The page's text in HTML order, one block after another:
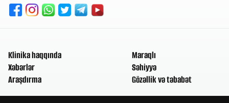
Klinika haqqında
Xəbərlər
Araşdırma
Maraqlı
Səhiyyə
Gözəllik və təbabət